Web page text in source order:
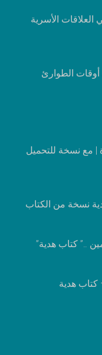
في العلاقات الأسرية
الطوارئ
| مع نسخة للتحميل
نسخة من الكتاب
..” كتاب هدية”
كتاب هدية